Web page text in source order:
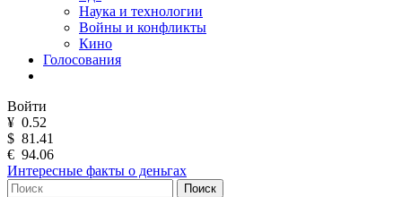
Наука и технологии
Войны и конфликты
Кино
Голосования
Войти
¥ 0.52
$ 81.41
€ 94.06
Интересные факты о деньгах
Поиск